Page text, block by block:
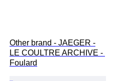
Other brand - JAEGER -
LE COULTRE ARCHIVE -
Foulard